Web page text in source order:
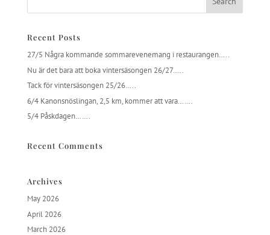
Recent Posts
27/5 Några kommande sommarevenemang i restaurangen…..
Nu är det bara att boka vintersäsongen 26/27…..
Tack för vintersäsongen 25/26…..
6/4 Kanonsnöslingan, 2,5 km, kommer att vara…….
5/4 Påskdagen…….
Recent Comments
Archives
May 2026
April 2026
March 2026